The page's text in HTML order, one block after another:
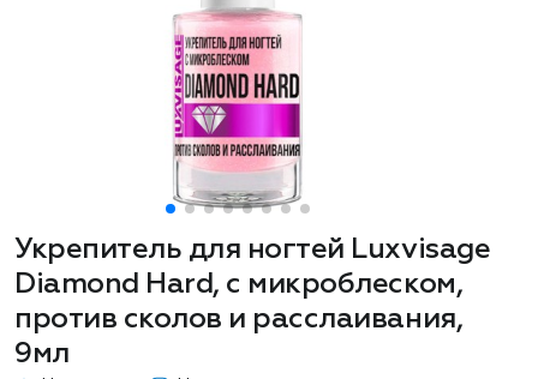
Укрепитель для ногтей Luxvisage
Diamond Hard, с микроблеском,
против сколов и расслаивания,
9мл